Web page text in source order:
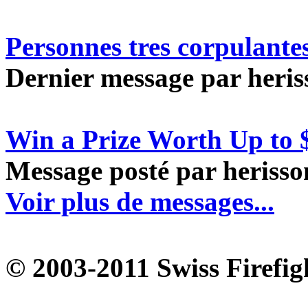
Personnes tres
Dernier message par
Win a Prize Worth Up to
Message posté par
Voir plus de messages...
© 2003-2011 Swiss